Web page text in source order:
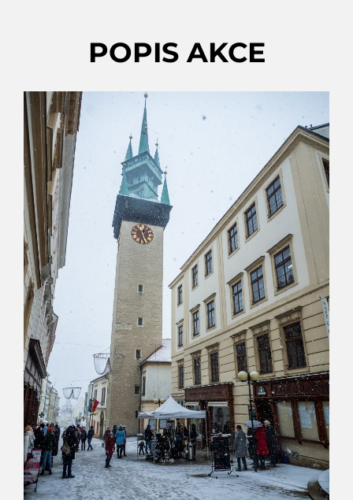
POPIS AKCE